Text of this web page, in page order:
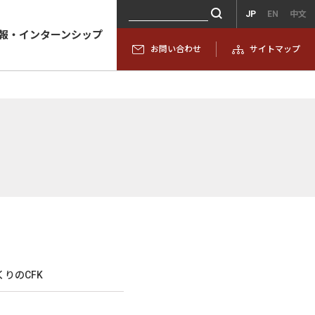
・インターンシップ
JP EN 中文
お問い合わせ サイトマップ
りのCFK